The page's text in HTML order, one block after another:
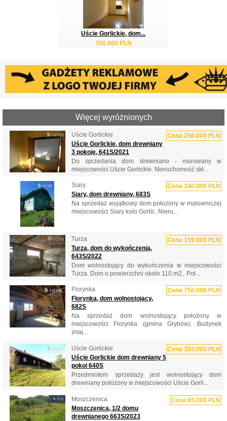
Uście Gorlickie, dom...
350.000 PLN
Więcej wyróżnionych
Uście Gorlickie Cena 250.000 PLN
Uście Gorlickie, dom drewniany
3 pokoje, 641S/2021
Do sprzedania dom drewniano - murowany w
miejscowości Uście Gorlickie. Nieruchomość skł...
Siary Cena 340.000 PLN
Siary, dom drewniany, 683S
Na sprzedaż wyjątkowy dom położony w malowniczej
miejscowości Siary koło Gorlic. Nieru...
Turza Cena 159.000 PLN
Turza, dom do wykończenia,
643S/2022
Dom wolnostojący do wykończenia w miejscowości
Turza. Dom o powierzchni około 110 m2,. Poł...
Florynka Cena 750.000 PLN
Florynka, dom wolnostojący,
682S
Na sprzedaż dom wolnostojący położony w
miejscowości Florynka (gmina Grybów). Budynek
znaj...
Uście Gorlickie Cena 350.000 PLN
Uście Gorlickie dom drewniany 5
pokoi 640S
Przedmiotem sprzedaży jest wolnostojący dom
drewniany położony w miejscowości Uście Gorli...
Moszczenica Cena 85.000 PLN
Moszczenica, 1/2 domu
drewnianego 663S/2023